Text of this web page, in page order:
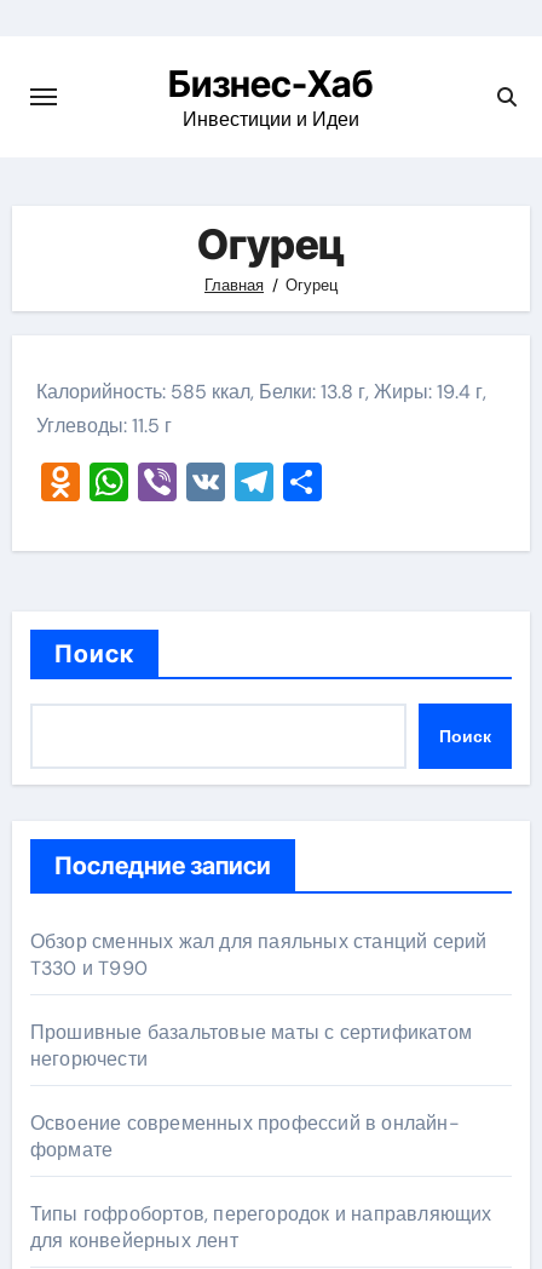
content
Бизнес-Хаб
Инвестиции и Идеи
Огурец
Главная Огурец
Калорийность: 585 ккал, Белки: 13.8 г, Жиры: 19.4 г,
Углеводы: 11.5 г
Odnoklassniki
WhatsApp
Viber
VKTelegram
Отправить
Поиск
Поиск
Последние записи
Обзор сменных жал для паяльных станций серий
T330 и T990
Прошивные базальтовые маты с сертификатом
негорючести
Освоение современных профессий в онлайн-
формате
Типы гофробортов, перегородок и направляющих
для конвейерных лент